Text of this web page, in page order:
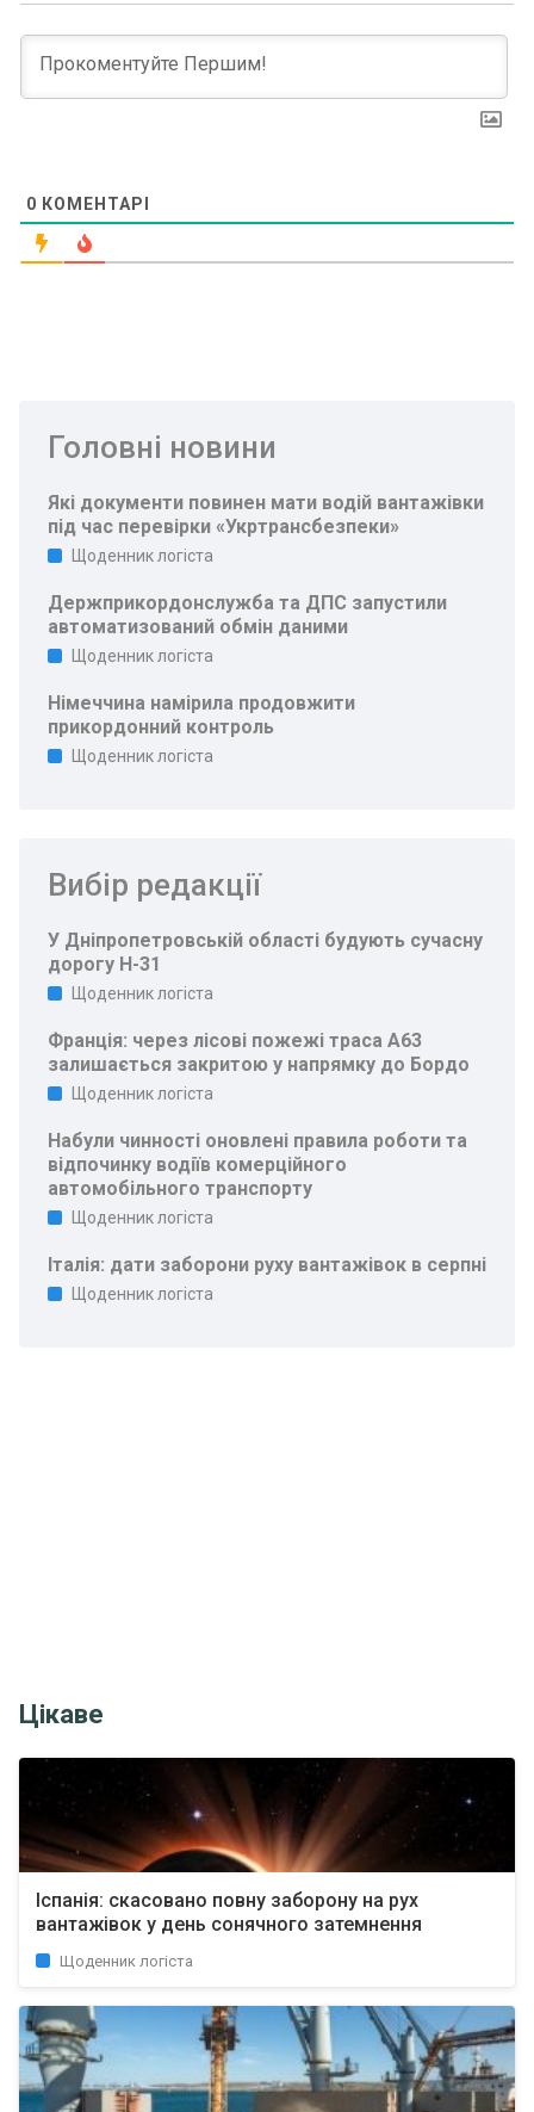
0 КОМЕНТАРІ
Головні новини
Які документи повинен мати водій вантажівки
під час перевірки «Укртрансбезпеки»
Щоденник логіста
Держприкордонслужба та ДПС запустили
автоматизований обмін даними
Щоденник логіста
Німеччина намірила продовжити
прикордонний контроль
Щоденник логіста
Вибір редакції
У Дніпропетровській області будують сучасну
дорогу Н-31
Щоденник логіста
Франція: через лісові пожежі траса A63
залишається закритою у напрямку до Бордо
Щоденник логіста
Набули чинності оновлені правила роботи та
відпочинку водіїв комерційного
автомобільного транспорту
Щоденник логіста
Італія: дати заборони руху вантажівок в серпні
Щоденник логіста
Цікаве
Іспанія: скасовано повну заборону на рух
вантажівок у день сонячного затемнення
Щоденник логіста